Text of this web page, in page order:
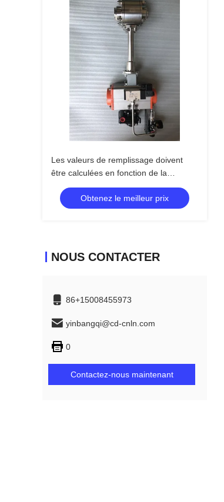
Les valeurs de remplissage doivent
être calculées en fonction de la
fréquence de l'écoulement de l'eau.
Obtenez le meilleur prix
NOUS CONTACTER
86+15008455973
yinbangqi@cd-cnln.com
0
Contactez-nous maintenant